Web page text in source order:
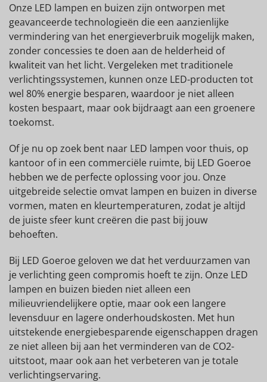
Onze LED lampen en buizen zijn ontworpen met
geavanceerde technologieën die een aanzienlijke
vermindering van het energieverbruik mogelijk maken,
zonder concessies te doen aan de helderheid of
kwaliteit van het licht. Vergeleken met traditionele
verlichtingssystemen, kunnen onze LED-producten tot
wel 80% energie besparen, waardoor je niet alleen
kosten bespaart, maar ook bijdraagt aan een groenere
toekomst.
Of je nu op zoek bent naar LED lampen voor thuis, op
kantoor of in een commerciële ruimte, bij LED Goeroe
hebben we de perfecte oplossing voor jou. Onze
uitgebreide selectie omvat lampen en buizen in diverse
vormen, maten en kleurtemperaturen, zodat je altijd
de juiste sfeer kunt creëren die past bij jouw
behoeften.
Bij LED Goeroe geloven we dat het verduurzamen van
je verlichting geen compromis hoeft te zijn. Onze LED
lampen en buizen bieden niet alleen een
milieuvriendelijkere optie, maar ook een langere
levensduur en lagere onderhoudskosten. Met hun
uitstekende energiebesparende eigenschappen dragen
ze niet alleen bij aan het verminderen van de CO2-
uitstoot, maar ook aan het verbeteren van je totale
verlichtingservaring.